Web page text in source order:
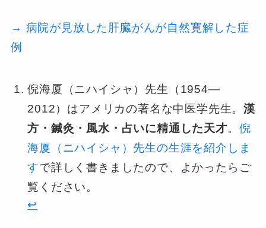
→ 病院が見放した肝臓がんが自然寛解した症
例
倪海厦（ニハイシャ）先生（1954—
2012）はアメリカの著名な中医学先生。漢
方・鍼灸・風水・占いに精通した天才。 倪
海厦（ニハイシャ）先生の生涯を紹介しま
すで詳しく書きましたので、よかったらご
覧ください。
↩︎